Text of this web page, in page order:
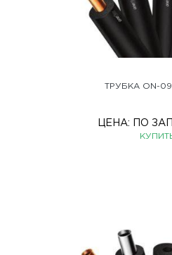
ТРУБКА ON-
ЦЕНА: ПО